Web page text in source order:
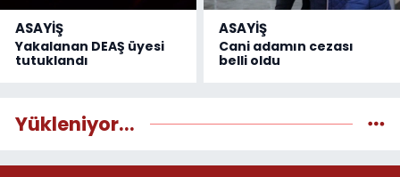
ASAYİŞ
Yakalanan DEAŞ üyesi
tutuklandı
ASAYİŞ
Cani adamın cezası
belli oldu
Yükleniyor...